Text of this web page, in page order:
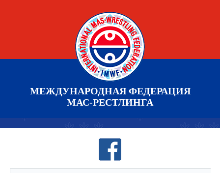
МЕЖДУНАРОДНАЯ ФЕДЕРАЦИЯ
МАС-РЕСТЛИНГА